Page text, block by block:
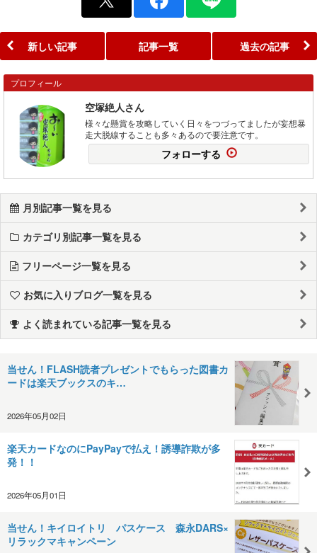
新しい記事 記事一覧 過去の記事
プロフィール
空塚絶人さん
様々な懸賞を攻略していく日々をつづってましたが妄想暴
走大脱線することも多々あるので要注意です。
フォローする
月別記事一覧を見る
カテゴリ別記事一覧を見る
フリーページ一覧を見る
お気に入りブログ一覧を見る
よく読まれている記事一覧を見る
当せん！FLASH読者プレゼントでもらった図書カ
ードは楽天ブックスのキ…
2026年05月02日
楽天カードなのにPayPayで払え！誘導詐欺が多
発！！
2026年05月01日
当せん！キイロイトリ パスケース 森永DARS×
リラックマキャンペーン